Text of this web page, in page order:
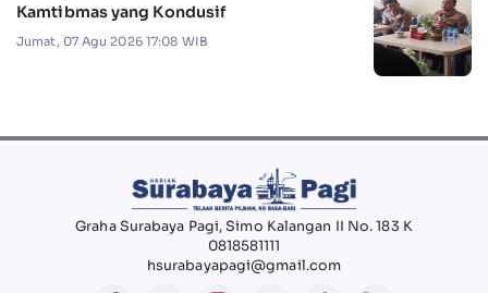
Kamtibmas yang Kondusif
Jumat, 07 Agu 2026 17:08 WIB
Graha Surabaya Pagi, Simo Kalangan II No. 183 K
0818581111
hsurabayapagi@gmail.com